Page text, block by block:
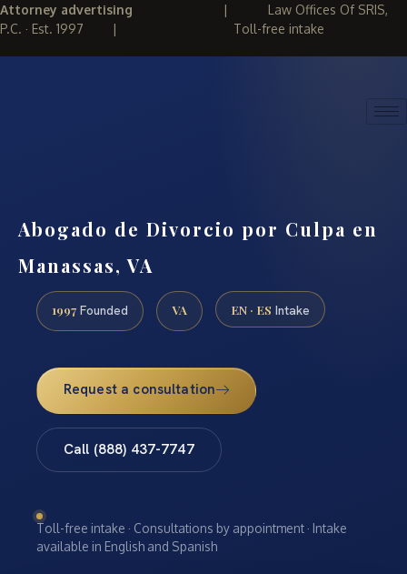
Attorney advertising | Law Offices Of SRIS,
P.C. · Est. 1997 | Toll-free intake
Abogado de Divorcio por Culpa en
Manassas, VA
1997 Founded VA EN · ES Intake
Request a consultation
Call (888) 437-7747
Toll-free intake · Consultations by appointment · Intake
available in English and Spanish